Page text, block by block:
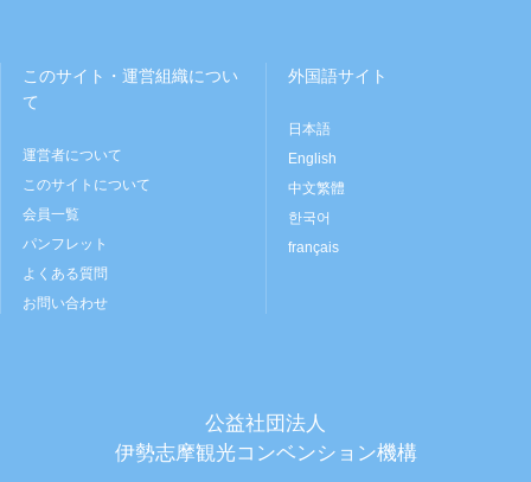
このサイト・運営組織につい
て
運営者について
このサイトについて
会員一覧
パンフレット
よくある質問
お問い合わせ
外国語サイト
日本語
English
中文繁體
한국어
français
公益社団法人
伊勢志摩観光コンベンション機構